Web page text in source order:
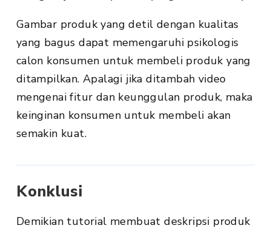
Gambar produk yang detil dengan kualitas
yang bagus dapat memengaruhi psikologis
calon konsumen untuk membeli produk yang
ditampilkan. Apalagi jika ditambah video
mengenai fitur dan keunggulan produk, maka
keinginan konsumen untuk membeli akan
semakin kuat.
Konklusi
Demikian tutorial membuat deskripsi produk